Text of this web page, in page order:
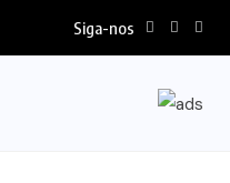
Siga-nos